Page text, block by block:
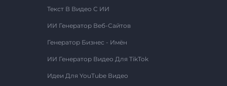
Текст В Видео С ИИ
ИИ Генератор Веб-Сайтов
Генератор Бизнес - Имён
ИИ Генератор Видео Для TikTok
Идеи Для YouTube Видео